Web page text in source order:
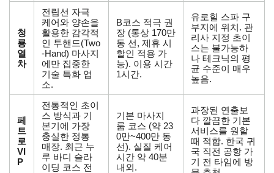
청
룡
열
차
전립선 자극
케어와 양손을
활용한 감각적
인 투핸드(Two
-Hand) 마사지
에만 집중한
기술 특화 업
소.
B코스 적극 권
장 (통상 170만
동 선, 제휴 시
할인 적용 가
능). 이용 시간
1시간.
유로힐 스파 구
부지에 위치. 관
리사 지정 초이
스는 불가능하
나 테크닉의 평
균 수준이 매우
높음.
페
트
로
VI
P
전통적인 초이
스 방식과 기
본기에 가장
충실한 정통
매장. 최근 누
루 바디 슬라
이딩 코스 전
기본 마사지
룸 코스 (약 23
0만~400만 동
선). 실질 케어
시간 약 40분
내외.
과장된 연출보
다 깔끔한 기본
서비스를 원할
때 적합. 한국 귀
국 직전 공항 가
기 전 타임에 방